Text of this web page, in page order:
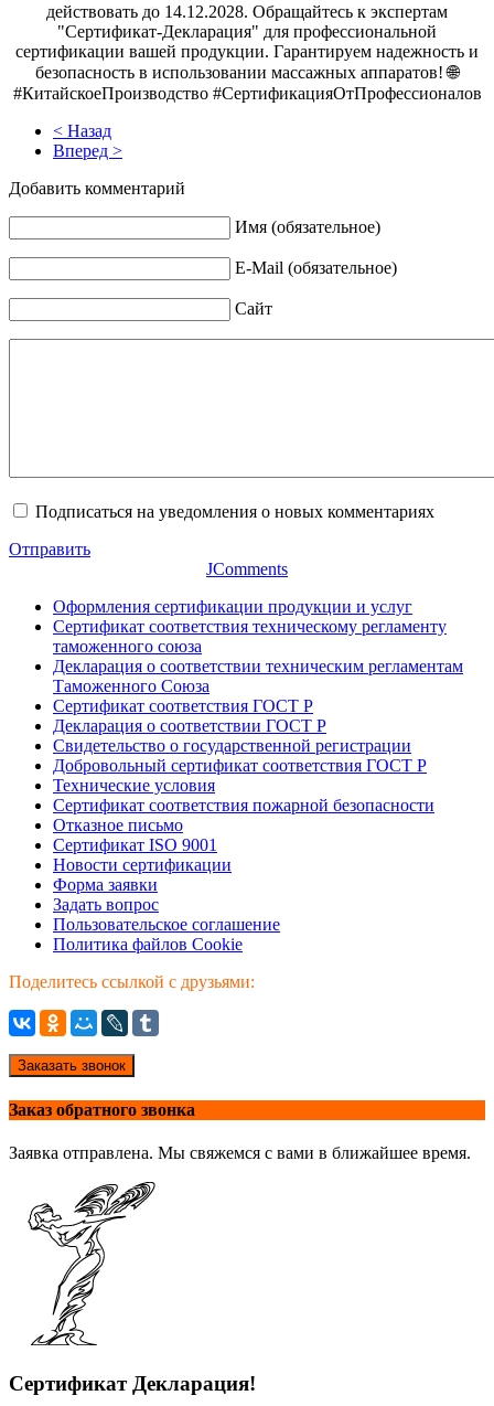
действовать до 14.12.2028. Обращайтесь к экспертам
"Сертификат-Декларация" для профессиональной
сертификации вашей продукции. Гарантируем надежность и
безопасность в использовании массажных аппаратов! 🌐
#КитайскоеПроизводство #СертификацияОтПрофессионалов
< Назад
Вперед >
Добавить комментарий
Имя (обязательное)
E-Mail (обязательное)
Сайт
Подписаться на уведомления о новых комментариях
Отправить
JComments
Оформления сертификации продукции и услуг
Сертификат соответствия техническому регламенту
таможенного союза
Декларация о соответствии техническим регламентам
Таможенного Союза
Сертификат соответствия ГОСТ Р
Декларация о соответствии ГОСТ Р
Свидетельство о государственной регистрации
Добровольный сертификат соответствия ГОСТ Р
Технические условия
Сертификат соответствия пожарной безопасности
Отказное письмо
Сертификат ISO 9001
Новости сертификации
Форма заявки
Задать вопрос
Пользовательское соглашение
Политика файлов Cookie
Поделитесь ссылкой с друзьями:
Заказать звонок
Заказ обратного звонка
Заявка отправлена. Мы свяжемся с вами в ближайшее время.
Сертификат Декларация!